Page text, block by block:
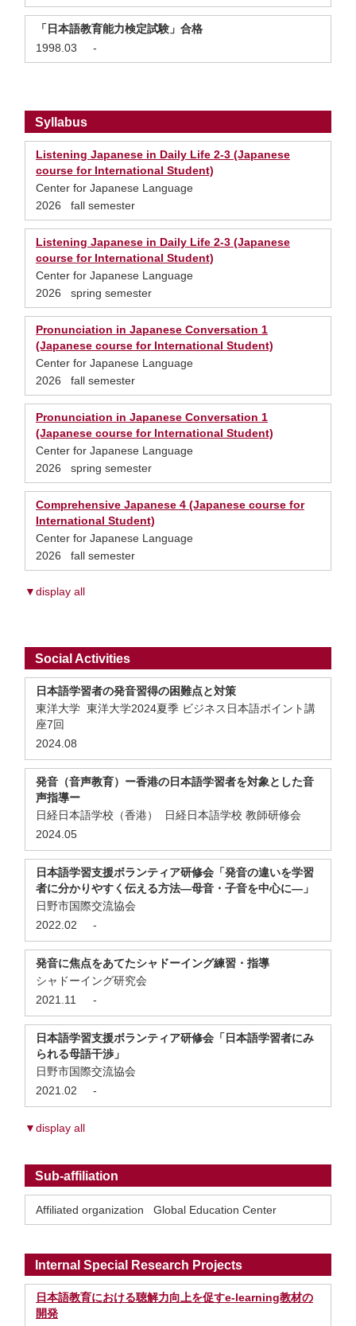
「日本語教育能力検定試験」合格
1998.03
-
Syllabus
Listening Japanese in Daily Life 2-3 (Japanese
course for International Student)
Center for Japanese Language
2026 fall semester
Listening Japanese in Daily Life 2-3 (Japanese
course for International Student)
Center for Japanese Language
2026 spring semester
Pronunciation in Japanese Conversation 1
(Japanese course for International Student)
Center for Japanese Language
2026 fall semester
Pronunciation in Japanese Conversation 1
(Japanese course for International Student)
Center for Japanese Language
2026 spring semester
Comprehensive Japanese 4 (Japanese course for
International Student)
Center for Japanese Language
2026 fall semester
▼display all
Social Activities
日本語学習者の発音習得の困難点と対策
東洋大学 東洋大学2024夏季 ビジネス日本語ポイント講
座7回
2024.08
発音（音声教育）ー香港の日本語学習者を対象とした音
声指導ー
日経日本語学校（香港） 日経日本語学校 教師研修会
2024.05
日本語学習支援ボランティア研修会「発音の違いを学習
者に分かりやすく伝える方法―母音・子音を中心に―」
日野市国際交流協会
2022.02
-
発音に焦点をあてたシャドーイング練習・指導
シャドーイング研究会
2021.11
-
日本語学習支援ボランティア研修会「日本語学習者にみ
られる母語干渉」
日野市国際交流協会
2021.02
-
▼display all
Sub-affiliation
Affiliated organization Global Education Center
Internal Special Research Projects
日本語教育における聴解力向上を促すe-learning教材の
開発